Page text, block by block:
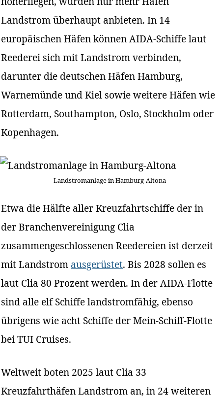
Landstrom überhaupt anbieten. In 14
europäischen Häfen können AIDA-Schiffe laut
Reederei sich mit Landstrom verbinden,
darunter die deutschen Häfen Hamburg,
Warnemünde und Kiel sowie weitere Häfen wie
Rotterdam, Southampton, Oslo, Stockholm oder
Kopenhagen.
Landstromanlage in Hamburg-Altona
Etwa die Hälfte aller Kreuzfahrtschiffe der in
der Branchenvereinigung Clia
zusammengeschlossenen Reedereien ist derzeit
mit Landstrom ausgerüstet. Bis 2028 sollen es
laut Clia 80 Prozent werden. In der AIDA-Flotte
sind alle elf Schiffe landstromfähig, ebenso
übrigens wie acht Schiffe der Mein-Schiff-Flotte
bei TUI Cruises.
Weltweit boten 2025 laut Clia 33
Kreuzfahrthäfen Landstrom an, in 24 weiteren